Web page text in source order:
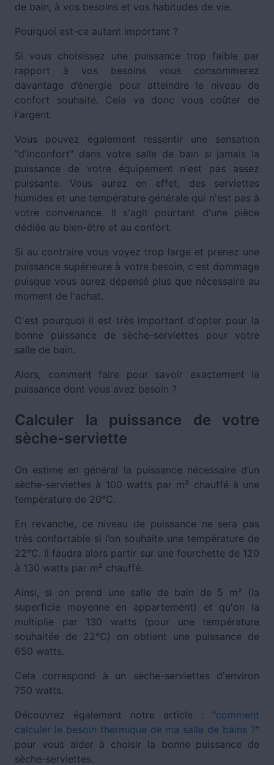
de bain, à vos besoins et vos habitudes de vie.
Pourquoi est-ce autant important ?
Si vous choisissez une puissance trop faible par
rapport à vos besoins vous consommerez
davantage d’énergie pour atteindre le niveau de
confort souhaité. Cela va donc vous coûter de
l'argent.
Vous pouvez également ressentir une sensation
"d'inconfort" dans votre salle de bain si jamais la
puissance de votre équipement n'est pas assez
puissante. Vous aurez en effet, des serviettes
humides et une température générale qui n'est pas à
votre convenance. Il s'agit pourtant d'une pièce
dédiée au bien-être et au confort.
Si au contraire vous voyez trop large et prenez une
puissance supérieure à votre besoin, c'est dommage
puisque vous aurez dépensé plus que nécessaire au
moment de l'achat.
C'est pourquoi il est très important d'opter pour la
bonne puissance de sèche-serviettes pour votre
salle de bain.
Alors, comment faire pour savoir exactement la
puissance dont vous avez besoin ?
Calculer la puissance de votre
sèche-serviette
On estime en général la puissance nécessaire d’un
sèche-serviettes à 100 watts par m² chauffé à une
température de 20°C.
En revanche, ce niveau de puissance ne sera pas
très confortable si l’on souhaite une température de
22°C. Il faudra alors partir sur une fourchette de 120
à 130 watts par m² chauffé.
Ainsi, si on prend une salle de bain de 5 m² (la
superficie moyenne en appartement) et qu'on la
multiplie par 130 watts (pour une température
souhaitée de 22°C) on obtient une puissance de
650 watts.
Cela correspond à un sèche-serviettes d'environ
750 watts.
Découvrez également notre article : "comment
calculer le besoin thermique de ma salle de bains ?"
pour vous aider à choisir la bonne puissance de
sèche-serviettes.